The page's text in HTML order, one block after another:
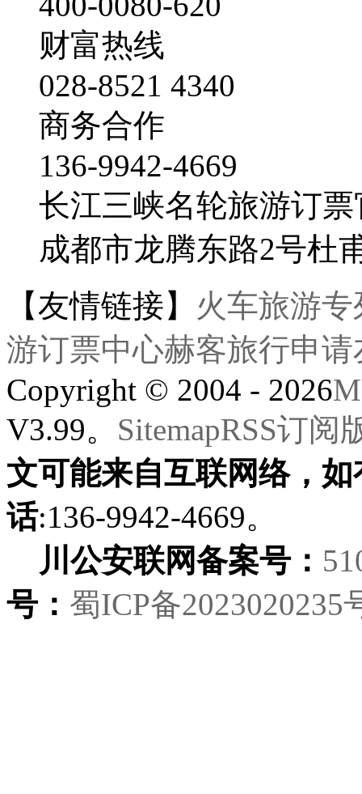
财富热线
028-8521 4340
商务合作
136-9942-4669
长江三峡名轮旅游订
成都市龙腾东路2号杜
【友情链接】 火车旅游专
游订票中心赫客旅行申请
Copyright © 2004 - 2026
V3.99。 SitemapRSS订阅
文可能来自互联网络，
话:136-9942-4669。
川公安联网备案号：
号： 蜀ICP备2023020235